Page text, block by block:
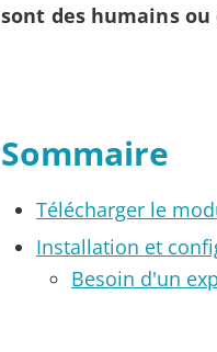
sont des humains ou
Sommaire
Télécharger le
Installation et
Besoin d'un